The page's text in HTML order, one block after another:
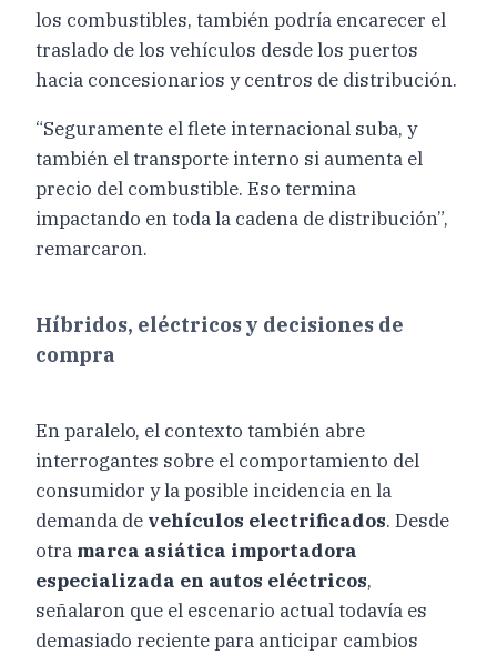
los combustibles, también podría encarecer el
traslado de los vehículos desde los puertos
hacia concesionarios y centros de distribución.
“Seguramente el flete internacional suba, y
también el transporte interno si aumenta el
precio del combustible. Eso termina
impactando en toda la cadena de distribución”,
remarcaron.
Híbridos, eléctricos y decisiones de
compra
En paralelo, el contexto también abre
interrogantes sobre el comportamiento del
consumidor y la posible incidencia en la
demanda de vehículos electrificados. Desde
otra marca asiática importadora
especializada en autos eléctricos,
señalaron que el escenario actual todavía es
demasiado reciente para anticipar cambios